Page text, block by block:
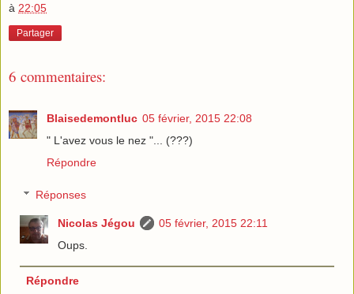
à 22:05
Partager
6 commentaires:
Blaisedemontluc 05 février, 2015 22:08
" L'avez vous le nez "... (???)
Répondre
Réponses
Nicolas Jégou
05 février, 2015 22:11
Oups.
Répondre